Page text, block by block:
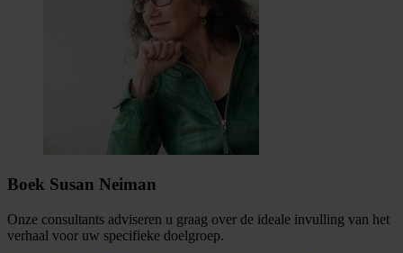
Boek Susan Neiman
Onze consultants adviseren u graag over de ideale invulling van het
verhaal voor uw specifieke doelgroep.